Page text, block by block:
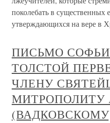
поколебать в существенных
утверждающихся на вере в
ПИСЬМО
ТОЛСТОЙ
ЧЛЕНУ